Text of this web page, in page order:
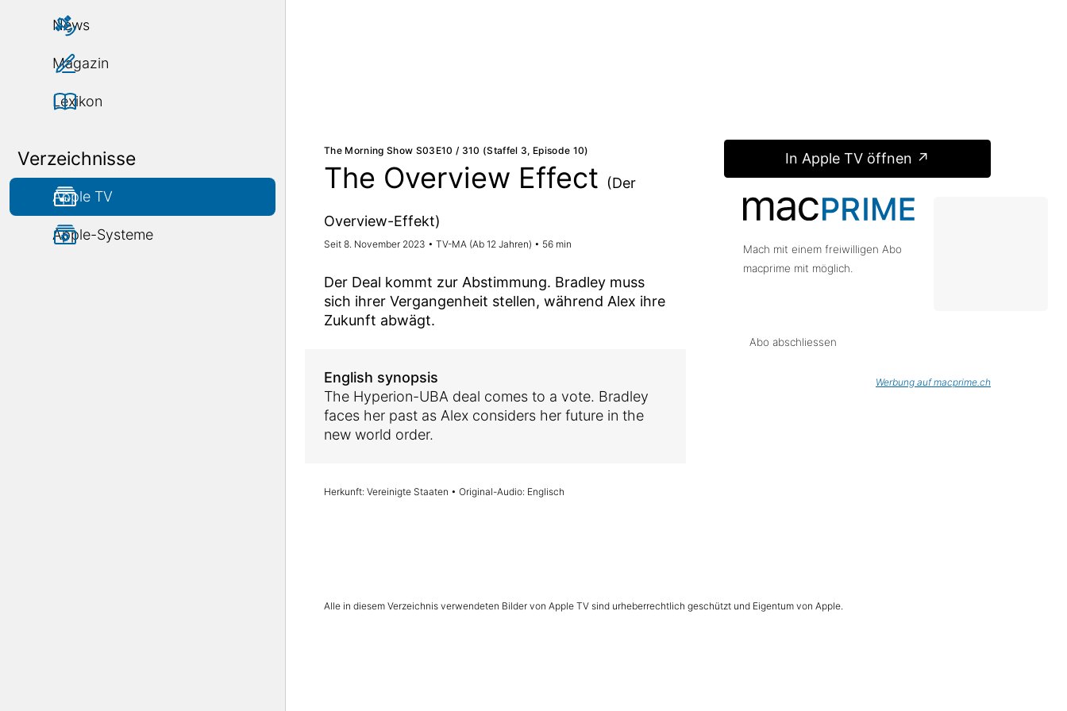
News
Magazin
Lexikon
Verzeichnisse
Apple TV
Apple-Systeme
The Morning Show S03E10 / 310 (Staffel 3, Episode 10)
The Overview Effect (Der
Overview-Effekt)
Seit 8. November 2023 • TV-MA (Ab 12 Jahren) • 56 min
Der Deal kommt zur Abstimmung. Bradley muss
sich ihrer Vergangenheit stellen, während Alex ihre
Zukunft abwägt.
English synopsis
The Hyperion-UBA deal comes to a vote. Bradley
faces her past as Alex considers her future in the
new world order.
Herkunft: Vereinigte Staaten • Original-Audio: Englisch
In Apple TV öffnen ↗
Mach mit einem freiwilligen Abo
macprime mit möglich.
Abo abschliessen
Werbung auf macprime.ch
Alle in diesem Verzeichnis verwendeten Bilder von Apple TV sind urheberrechtlich geschützt und Eigentum von Apple.